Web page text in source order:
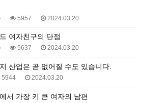
5957 2024.03.20
여자친구의 단점
5637 2024.03.20
산업은 곧 없어질 수도 있습니다.
5944 2024.03.20
서 가장 키 큰 여자의 남편